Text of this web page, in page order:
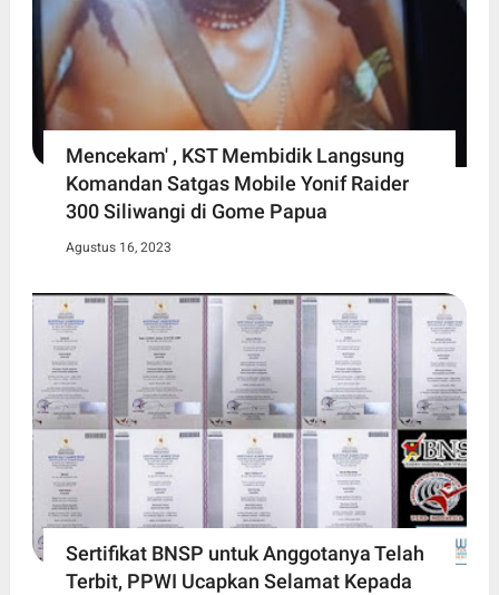
Mencekam' , KST Membidik Langsung
Komandan Satgas Mobile Yonif Raider
300 Siliwangi di Gome Papua
Agustus 16, 2023
Sertifikat BNSP untuk Anggotanya Telah
Terbit, PPWI Ucapkan Selamat Kepada